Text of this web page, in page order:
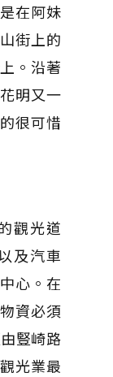
在阿妹
街上的
。沿著
明又一
很可惜
觀光道
及汽車
心。在
資必須
豎崎路
光業最